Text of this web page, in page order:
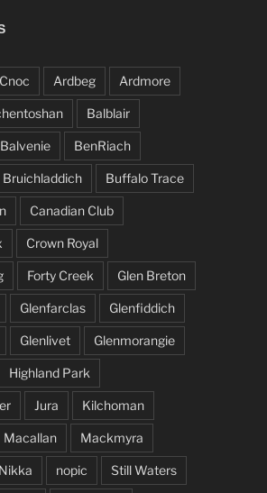
Ardbeg Ardmore
Balblair
Balvenie BenRiach
Bruichladdich Buffalo Trace
Canadian Club
Crown Royal
Forty Creek Glen Breton
Glenfarclas Glenfiddich
Glenlivet Glenmorangie
Highland Park
Jura Kilchoman
Macallan Mackmyra
nopic Still Waters